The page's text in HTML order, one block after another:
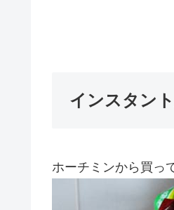
インスタン
ホーチミンから買っ